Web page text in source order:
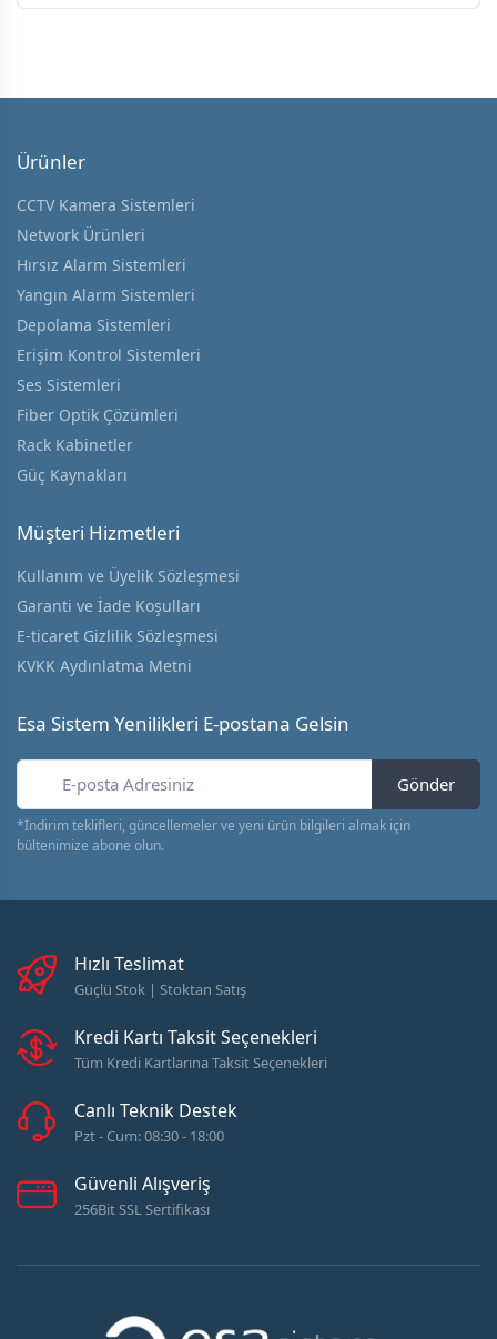
Ürünler
CCTV Kamera Sistemleri
Network Ürünleri
Hırsız Alarm Sistemleri
Yangın Alarm Sistemleri
Depolama Sistemleri
Erişim Kontrol Sistemleri
Ses Sistemleri
Fiber Optik Çözümleri
Rack Kabinetler
Güç Kaynakları
Müşteri Hizmetleri
Kullanım ve Üyelik Sözleşmesi
Garanti ve İade Koşulları
E-ticaret Gizlilik Sözleşmesi
KVKK Aydınlatma Metni
Esa Sistem Yenilikleri E-postana Gelsin
Gönder
*İndirim teklifleri, güncellemeler ve yeni ürün bilgileri almak için
bültenimize abone olun.
Hızlı Teslimat
Güçlü Stok | Stoktan Satış
Kredi Kartı Taksit Seçenekleri
Tüm Kredi Kartlarına Taksit Seçenekleri
Canlı Teknik Destek
Pzt - Cum: 08:30 - 18:00
Güvenli Alışveriş
256Bit SSL Sertifikası